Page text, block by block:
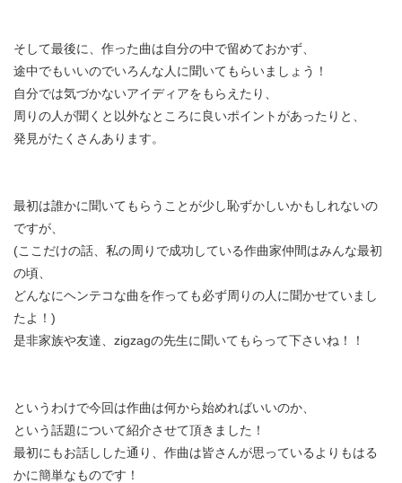
そして最後に、作った曲は自分の中で留めておかず、
途中でもいいのでいろんな人に聞いてもらいましょう！
自分では気づかないアイディアをもらえたり、
周りの人が聞くと以外なところに良いポイントがあったりと、
発見がたくさんあります。
最初は誰かに聞いてもらうことが少し恥ずかしいかもしれないの
ですが、
(ここだけの話、私の周りで成功している作曲家仲間はみんな最初
の頃、
どんなにヘンテコな曲を作っても必ず周りの人に聞かせていまし
たよ！)
是非家族や友達、zigzagの先生に聞いてもらって下さいね！！
というわけで今回は作曲は何から始めればいいのか、
という話題について紹介させて頂きました！
最初にもお話しした通り、作曲は皆さんが思っているよりもはる
かに簡単なものです！